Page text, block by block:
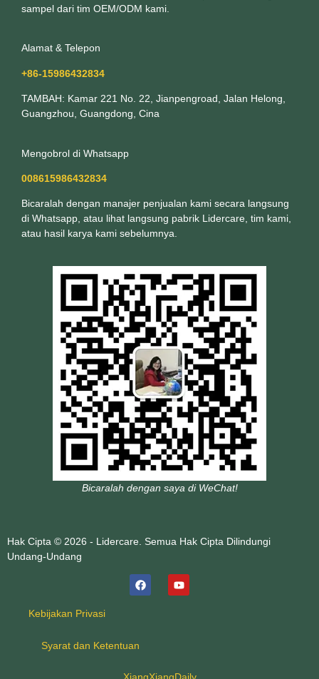
sampel dari tim OEM/ODM kami.
Alamat & Telepon
+86-15986432834
TAMBAH: Kamar 221 No. 22, Jianpengroad, Jalan Helong,
Guangzhou, Guangdong, Cina
Mengobrol di Whatsapp
008615986432834
Bicaralah dengan manajer penjualan kami secara langsung
di Whatsapp, atau lihat langsung pabrik Lidercare, tim kami,
atau hasil karya kami sebelumnya.
Bicaralah dengan saya di WeChat!
Hak Cipta © 2026 - Lidercare. Semua Hak Cipta Dilindungi
Undang-Undang
Kebijakan Privasi
Syarat dan Ketentuan